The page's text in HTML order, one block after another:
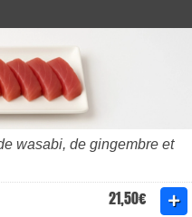
wasabi, de gingembre et
21,50€